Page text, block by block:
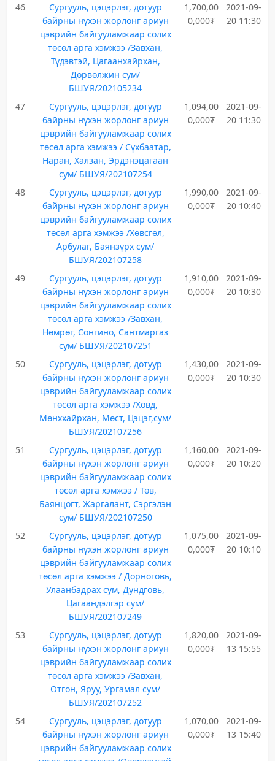
46
Сургууль, цэцэрлэг, дотуур
байрны нүхэн жорлонг ариун
цэврийн байгууламжаар солих
төсөл арга хэмжээ /Завхан,
Түдэвтэй, Цагаанхайрхан,
Дөрвөлжин сум/
БШУЯ/202105234
1,700,00
0,000₮
2021-09-
20 11:30
47
Сургууль, цэцэрлэг, дотуур
байрны нүхэн жорлонг ариун
цэврийн байгууламжаар солих
төсөл арга хэмжээ / Сүхбаатар,
Наран, Халзан, Эрдэнэцагаан
сум/ БШУЯ/202107254
1,094,00
0,000₮
2021-09-
20 11:30
48
Сургууль, цэцэрлэг, дотуур
байрны нүхэн жорлонг ариун
цэврийн байгууламжаар солих
төсөл арга хэмжээ /Хөвсгөл,
Арбулаг, Баянзүрх сум/
БШУЯ/202107258
1,990,00
0,000₮
2021-09-
20 10:40
49
Сургууль, цэцэрлэг, дотуур
байрны нүхэн жорлонг ариун
цэврийн байгууламжаар солих
төсөл арга хэмжээ /Завхан,
Нөмрөг, Сонгино, Сантмаргаз
сум/ БШУЯ/202107251
1,910,00
0,000₮
2021-09-
20 10:30
50
Сургууль, цэцэрлэг, дотуур
байрны нүхэн жорлонг ариун
цэврийн байгууламжаар солих
төсөл арга хэмжээ /Ховд,
Мөнххайрхан, Мөст, Цэцэг,сум/
БШУЯ/202107256
1,430,00
0,000₮
2021-09-
20 10:30
51
Сургууль, цэцэрлэг, дотуур
байрны нүхэн жорлонг ариун
цэврийн байгууламжаар солих
төсөл арга хэмжээ / Төв,
Баянцогт, Жаргалант, Сэргэлэн
сум/ БШУЯ/202107250
1,160,00
0,000₮
2021-09-
20 10:20
52
Сургууль, цэцэрлэг, дотуур
байрны нүхэн жорлонг ариун
цэврийн байгууламжаар солих
төсөл арга хэмжээ / Дорноговь,
Улаанбадрах сум, Дундговь,
Цагаандэлгэр сум/
БШУЯ/202107249
1,075,00
0,000₮
2021-09-
20 10:10
53
Сургууль, цэцэрлэг, дотуур
байрны нүхэн жорлонг ариун
цэврийн байгууламжаар солих
төсөл арга хэмжээ /Завхан,
Отгон, Яруу, Ургамал сум/
БШУЯ/202107252
1,820,00
0,000₮
2021-09-
13 15:55
54
Сургууль, цэцэрлэг, дотуур
байрны нүхэн жорлонг ариун
цэврийн байгууламжаар солих
1,070,00
0,000₮
2021-09-
13 15:40